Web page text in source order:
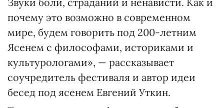
почему это возможно в современном
мире, будем говорить под 200-летним
Ясенем с философами, историками и
культурологами», — рассказывает
соучредитель фестиваля и автор идеи
бесед под ясенем Евгений Уткин.